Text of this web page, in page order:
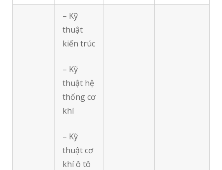
– Kỹ
thuật
kiến trúc
– Kỹ
thuật hệ
thống cơ
khí
– Kỹ
thuật cơ
khí ô tô